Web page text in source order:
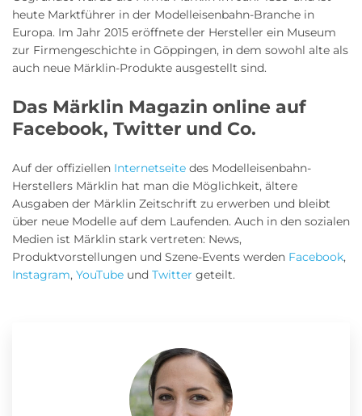
heute Marktführer in der Modelleisenbahn-Branche in
Europa. Im Jahr 2015 eröffnete der Hersteller ein Museum
zur Firmengeschichte in Göppingen, in dem sowohl alte als
auch neue Märklin-Produkte ausgestellt sind.
Das Märklin Magazin online auf
Facebook, Twitter und Co.
Auf der offiziellen Internetseite des Modelleisenbahn-
Herstellers Märklin hat man die Möglichkeit, ältere
Ausgaben der Märklin Zeitschrift zu erwerben und bleibt
über neue Modelle auf dem Laufenden. Auch in den sozialen
Medien ist Märklin stark vertreten: News,
Produktvorstellungen und Szene-Events werden Facebook,
Instagram, YouTube und Twitter geteilt.